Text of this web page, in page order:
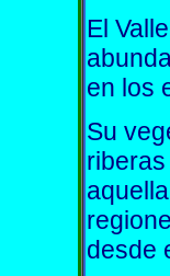
El
en los
Su
desde